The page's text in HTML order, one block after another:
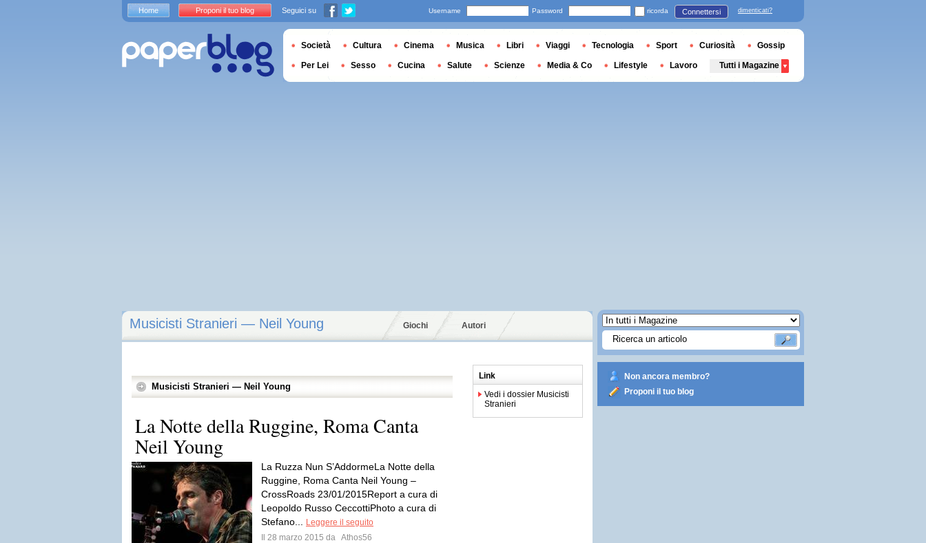
Musicisti Stranieri — Neil Young Giochi Autori
Musicisti Stranieri — Neil Young
La Notte della Ruggine, Roma Canta
Neil Young
La Ruzza Nun S’AddormeLa Notte della
Ruggine, Roma Canta Neil Young –
CrossRoads 23/01/2015Report a cura di
Leopoldo Russo CeccottiPhoto a cura di
Stefano...
Leggere il seguito
Il 28 marzo 2015 da Athos56
Link
Vedi i dossier Musicisti
Stranieri
Non ancora membro?
Proponi il tuo blog
Home Proponi il tuo blog Seguici su Username Password ricorda Connettersi dimenticati?
Società Cultura Cinema Musica Libri Viaggi Tecnologia Sport Curiosità Gossip
Per Lei Sesso Cucina Salute Scienze Media & Co Lifestyle Lavoro Tutti i Magazine